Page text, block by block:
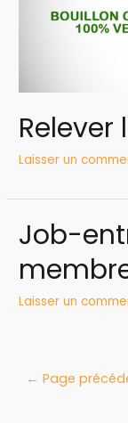
Relever
Laisser un
Job-
Laisser un
← Page